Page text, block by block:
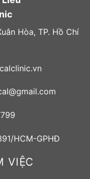
Hòa, TP. Hồ Chí
HCM-GPHĐ
VIỆC